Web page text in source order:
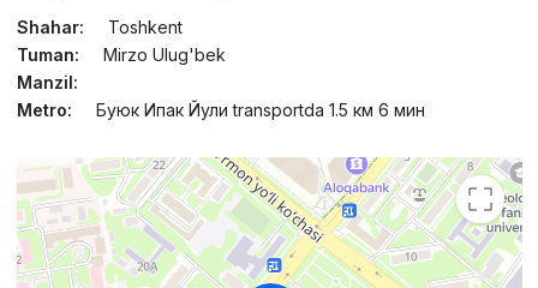
Shahar:
Toshkent
Tuman:
Mirzo Ulug'bek
Manzil:
Metro:
Буюк Ипак Йули transportda 1.5 км 6 мин